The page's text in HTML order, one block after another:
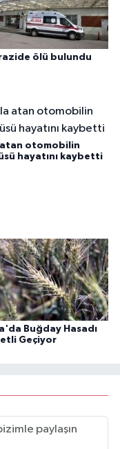
ölü bulundu
atan otomobilin
hayatını kaybetti
Buğday Hasadı
Geçiyor